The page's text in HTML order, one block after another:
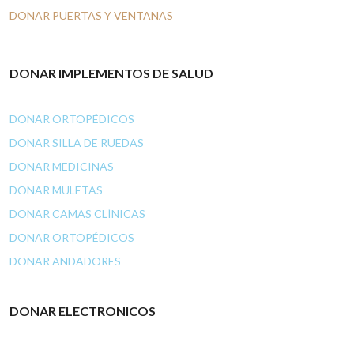
DONAR PUERTAS Y VENTANAS
DONAR IMPLEMENTOS DE SALUD
DONAR ORTOPÉDICOS
DONAR SILLA DE RUEDAS
DONAR MEDICINAS
DONAR MULETAS
DONAR CAMAS CLÍNICAS
DONAR ORTOPÉDICOS
DONAR ANDADORES
DONAR ELECTRONICOS